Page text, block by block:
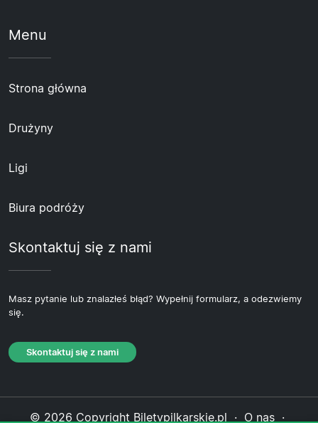
Menu
Strona główna
Drużyny
Ligi
Biura podróży
Skontaktuj się z nami
Masz pytanie lub znalazłeś błąd? Wypełnij formularz, a odezwiemy
się.
Skontaktuj się z nami
© 2026 Copyright Biletypilkarskie.pl · O nas ·